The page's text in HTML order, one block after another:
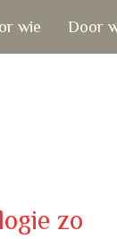
wie Door
zo